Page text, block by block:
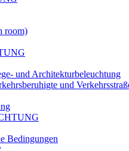
room)
und Architekturbeleuchtung
und
Bedingungen